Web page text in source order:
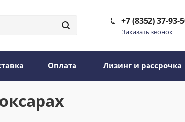
+7 (8352) 37-93-
Заказать звонок
Оплата Лизинг и рассрочка